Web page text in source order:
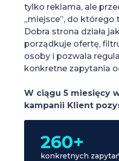
tylko reklama, ale
„miejsce”, do
Dobra strona działa
porządkuje ofertę,
osoby i pozwala
konkretne zapytania
W ciągu 5 miesięcy
kampanii Klient
260+
konkretnych